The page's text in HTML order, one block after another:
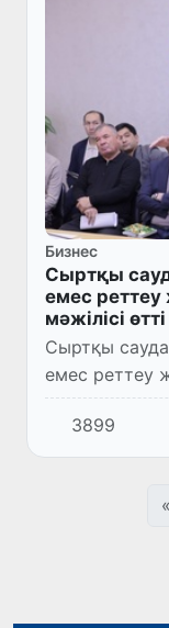
Бизнес
Сыртқы
емес реттеу
мәжілісі өтті
Сыртқы
емес реттеу
мәжілісі өтті
3899